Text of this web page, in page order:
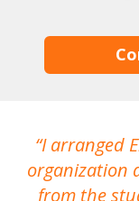
I arranged
organization
from the